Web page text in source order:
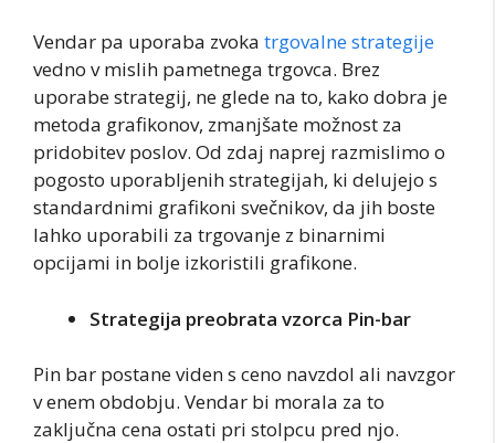
Vendar pa uporaba zvoka trgovalne strategije
vedno v mislih pametnega trgovca. Brez
uporabe strategij, ne glede na to, kako dobra je
metoda grafikonov, zmanjšate možnost za
pridobitev poslov. Od zdaj naprej razmislimo o
pogosto uporabljenih strategijah, ki delujejo s
standardnimi grafikoni svečnikov, da jih boste
lahko uporabili za trgovanje z binarnimi
opcijami in bolje izkoristili grafikone.
Strategija preobrata vzorca Pin-bar
Pin bar postane viden s ceno navzdol ali navzgor
v enem obdobju. Vendar bi morala za to
zaključna cena ostati pri stolpcu pred njo.